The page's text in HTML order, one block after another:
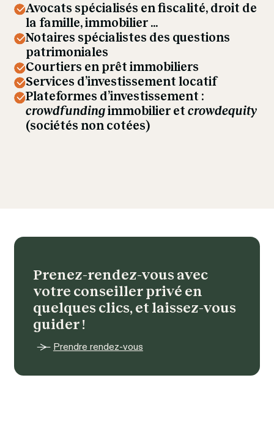
Avocats spécialisés en fiscalité, droit de
la famille, immobilier ...
Notaires spécialistes des questions
patrimoniales
Courtiers en prêt immobiliers
Services d’investissement locatif
Plateformes d’investissement :
crowdfunding immobilier et crowdequity
(sociétés non cotées)
Prenez-rendez-vous avec
votre conseiller privé en
quelques clics, et laissez-vous
guider !
Prendre rendez-vous